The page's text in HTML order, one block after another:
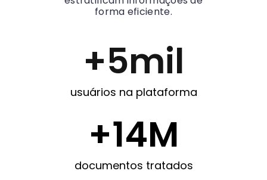
forma eficiente.
usuários na plataforma
+5mil
documentos tratados
+15M